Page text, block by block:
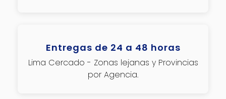
Entregas de 24 a 48 horas
Lima Cercado - Zonas lejanas y Provincias
por Agencia.